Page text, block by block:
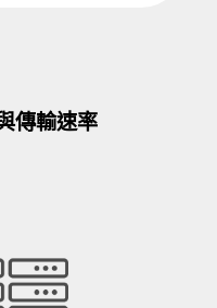
傳輸速率